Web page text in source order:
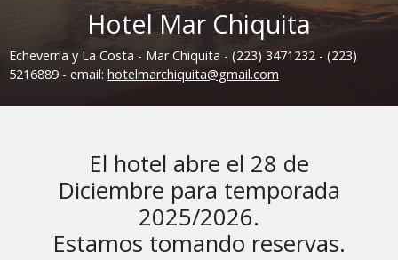
Hotel Mar Chiquita
Echeverria y La Costa - Mar Chiquita - (223) 3471232 - (223)
5216889 - email: hotelmarchiquita@gmail.com
El hotel abre el 28 de
Diciembre para temporada
2025/2026.
Estamos tomando reservas.